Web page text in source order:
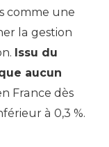
comme une
la gestion
Issu du
aucun
France dès
à 0,3 %.